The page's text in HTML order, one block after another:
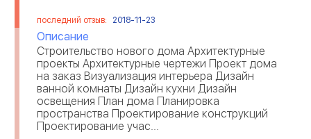
ПАССАЖИРСКИЕ
ПИЩЕВАЯ
ПРОМЫШЛЕННОСТЬ
ПОЛИГРАФИЯ И
ИЗДАТЕЛЬСТВО
ПРОМЫШЛЕННОЕ
ПРОИЗВОДСТВО
РАБОТА ЗА ГРАНИЦЕЙ
последний отзыв: 2018-11-23
Описание
Строительство нового дома Архитектурные
проекты Архитектурные чертежи Проект дома
на заказ Визуализация интерьера Дизайн
ванной комнаты Дизайн кухни Дизайн
освещения План дома Планировка
пространства Проектирование конструкций
Проектирование учас...